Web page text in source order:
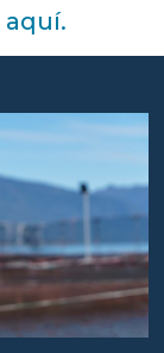
aquí.